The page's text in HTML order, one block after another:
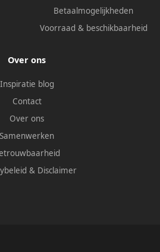
Betaalmogelijkheden
Voorraad & beschikbaarheid
Over ons
Inspiratie blog
Contact
Over ons
Samenwerken
& Disclaimer